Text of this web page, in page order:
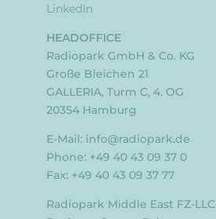
LinkedIn
HEADOFFICE
Radiopark GmbH & Co. KG
Große Bleichen 21
GALLERIA, Turm C, 4. OG
20354 Hamburg
E-Mail: info@radiopark.de
Phone: +49 40 43 09 37 0
Fax: +49 40 43 09 37 77
Radiopark Middle East FZ-LLC